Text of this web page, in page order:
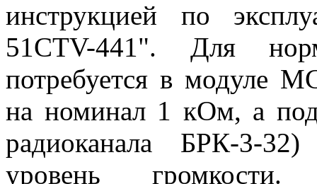
инструкцией по
51CTV-441". Для
потребуется в модуле
на номинал 1 кОм, а
радиоканала БРК-3-32)
уровень громкости.